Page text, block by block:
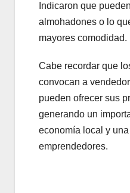
Indicaron que
almohadones o lo
mayores comodidad.
Cabe recordar que
convocan a
pueden ofrecer sus
generando un
economía local y
emprendedores.